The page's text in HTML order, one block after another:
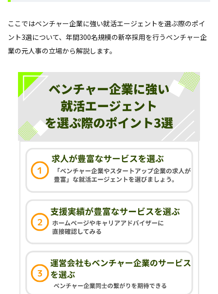
ここではベンチャー企業に強い就活エージェントを選ぶ際のポイ
ント3選について、年間300名規模の新卒採用を行うベンチャー企
業の元人事の立場から解説します。